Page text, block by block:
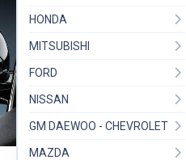
HONDA
MITSUBISHI
FORD
NISSAN
GM DAEWOO - CHEVROLET
MAZDA